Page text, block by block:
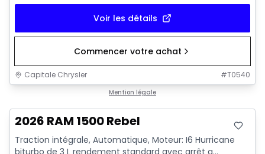
Voir les détails
Commencer votre achat
Capitale Chrysler #T0540
Mention légale
2026 RAM 1500 Rebel
Traction intégrale, Automatique, Moteur: I6 Hurricane
biturbo de 3 L rendement standard avec arrêt a...